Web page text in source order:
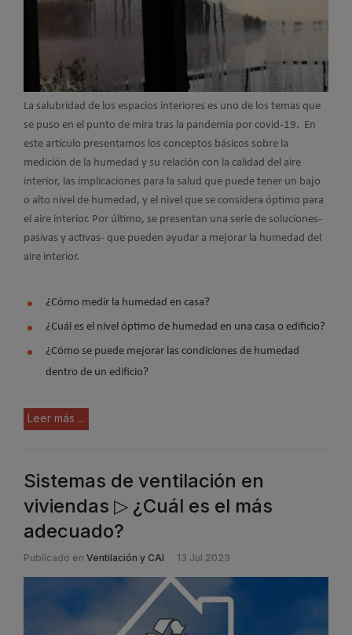
La salubridad de los espacios interiores es uno de los temas que
se puso en el punto de mira tras la pandemia por covid-19. En
este artículo presentamos los conceptos básicos sobre la
medición de la humedad y su relación con la calidad del aire
interior, las implicaciones para la salud que puede tener un bajo
o alto nivel de humedad, y el nivel que se considera óptimo para
el aire interior. Por último, se presentan una serie de soluciones-
pasivas y activas- que pueden ayudar a mejorar la humedad del
aire interior.
¿Cómo medir la humedad en casa?
¿Cuál es el nivel óptimo de humedad en una casa o edificio?
¿Cómo se puede mejorar las condiciones de humedad
dentro de un edificio?
Leer más ...
Sistemas de ventilación en
viviendas ▷ ¿Cuál es el más
adecuado?
Publicado en Ventilación y CAI 13 Jul 2023